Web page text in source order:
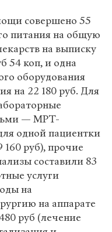
совершено 55
питания на общую
на выписку
54 коп, и одна
оборудования
на 22 180 руб. Для
— МРТ-
одной пациентки
руб), прочие
составили 83
услуги
на
на аппарате
руб (лечение